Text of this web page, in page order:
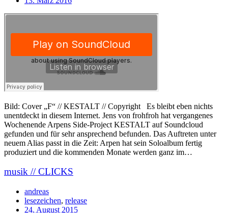
Bild: Cover „F“ // KESTALT // Copyright Es bleibt eben nichts
unentdeckt in diesem Internet. Jens von frohfroh hat vergangenes
Wochenende Arpens Side-Project KESTALT auf Soundcloud
gefunden und für sehr ansprechend befunden. Das Auftreten unter
neuem Alias passt in die Zeit: Arpen hat sein Soloalbum fertig
produziert und die kommenden Monate werden ganz im…
musik // CLICKS
andreas
lesezeichen, release
24. August 2015